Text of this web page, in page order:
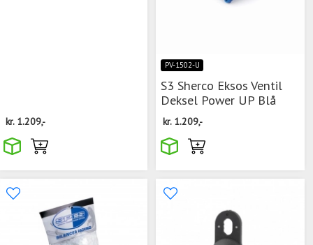
kr. 1.209,-
PV-1502-U
S3 Sherco Eksos Ventil
Deksel Power UP Blå
kr. 1.209,-